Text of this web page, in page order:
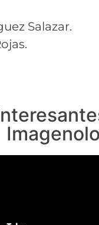
Salazar.